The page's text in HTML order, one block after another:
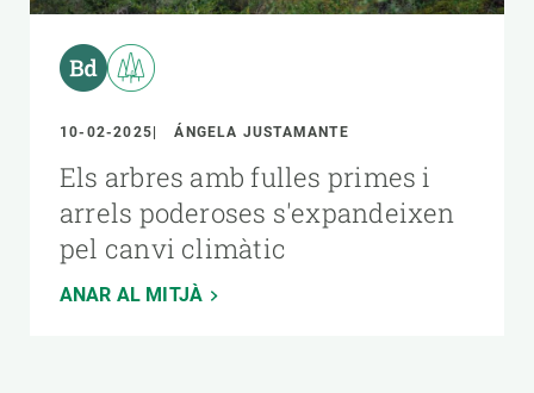
10-02-2025 ÁNGELA JUSTAMANTE
Els arbres amb fulles primes i
arrels poderoses s'expandeixen
pel canvi climàtic
ANAR AL MITJÀ